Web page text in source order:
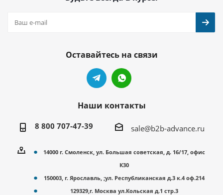
Оставайтесь на связи
Наши контакты
8 800 707-47-39 sale@b2b-advance.ru
14000 г. Смоленск, ул. Большая советская, д. 16/17, офис
К30
150003, г. Ярославль, ;ул. Республиканская д.3 к.4 оф.214
129329,г. Москва ул.Кольская д.1 стр.3